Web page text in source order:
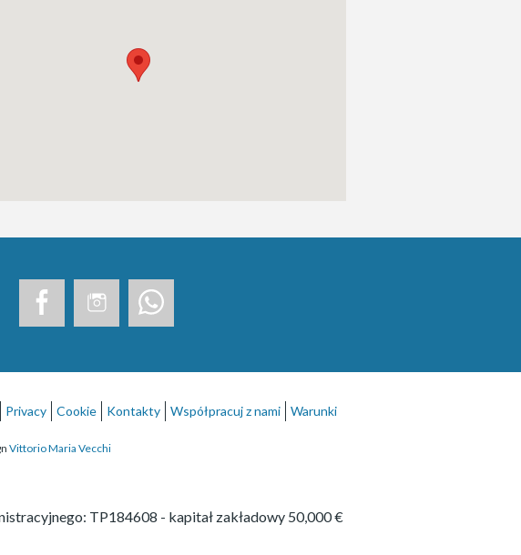
TP184608 - kapitał zakładowy 50,000 €
Privacy Cookie Kontakty Współpracuj z nami Warunki
Vittorio Maria Vecchi